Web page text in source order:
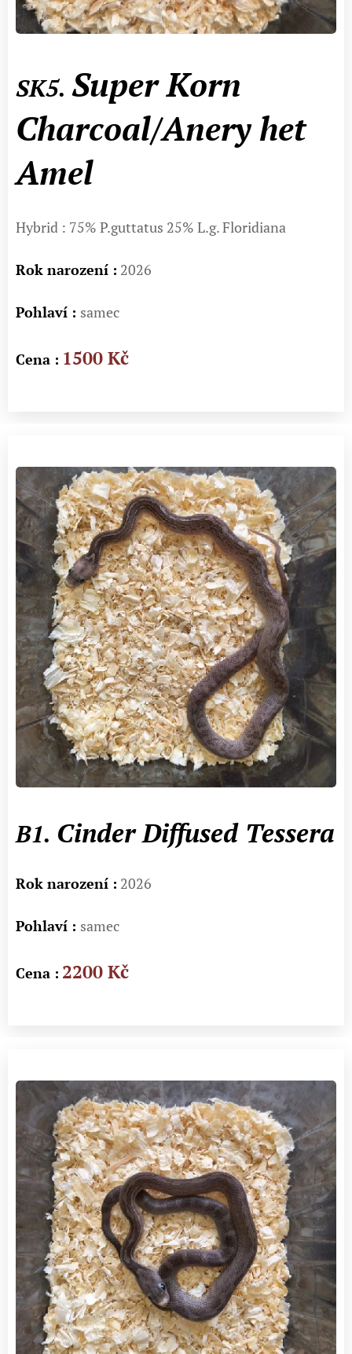
SK5. Super Korn
Charcoal/Anery het
Amel
Hybrid : 75% P.guttatus 25% L.g. Floridiana
Rok narození : 2026
Pohlaví : samec
Cena : 1500 Kč
B1. Cinder Diffused Tessera
Rok narození : 2026
Pohlaví : samec
Cena : 2200 Kč